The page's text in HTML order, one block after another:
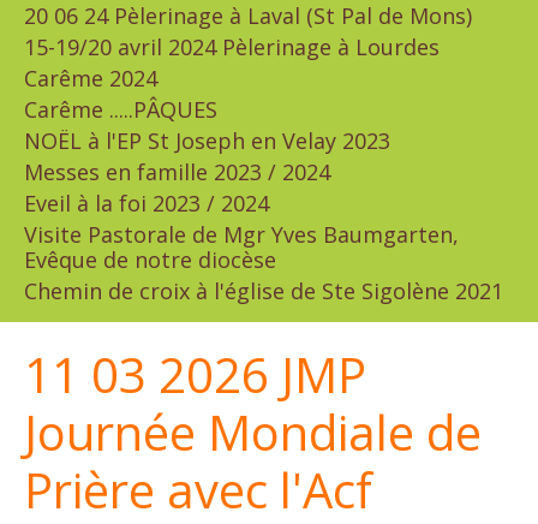
20 06 24 Pèlerinage à Laval (St Pal de Mons)
15-19/20 avril 2024 Pèlerinage à Lourdes
Carême 2024
Carême .....PÂQUES
NOËL à l'EP St Joseph en Velay 2023
Messes en famille 2023 / 2024
Eveil à la foi 2023 / 2024
Visite Pastorale de Mgr Yves Baumgarten,
Evêque de notre diocèse
Chemin de croix à l'église de Ste Sigolène 2021
11 03 2026 JMP
Journée Mondiale de
Prière avec l'Acf